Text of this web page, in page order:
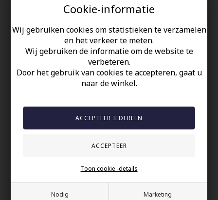
Cookie-informatie
Wij gebruiken cookies om statistieken te verzamelen
en het verkeer te meten.
Wij gebruiken de informatie om de website te
verbeteren.
Door het gebruik van cookies te accepteren, gaat u
naar de winkel.
Nodig Marketing
Toon cookie -details
De prijs is voor 1 stuk.
Maten 9-14 zijn 8 mm breed.
VIND HIER UW RINGMAAT.
Uw veiligheid
Op Voorraad
100% nikkelvrij sieraden
Anderen gekocht hebben ook